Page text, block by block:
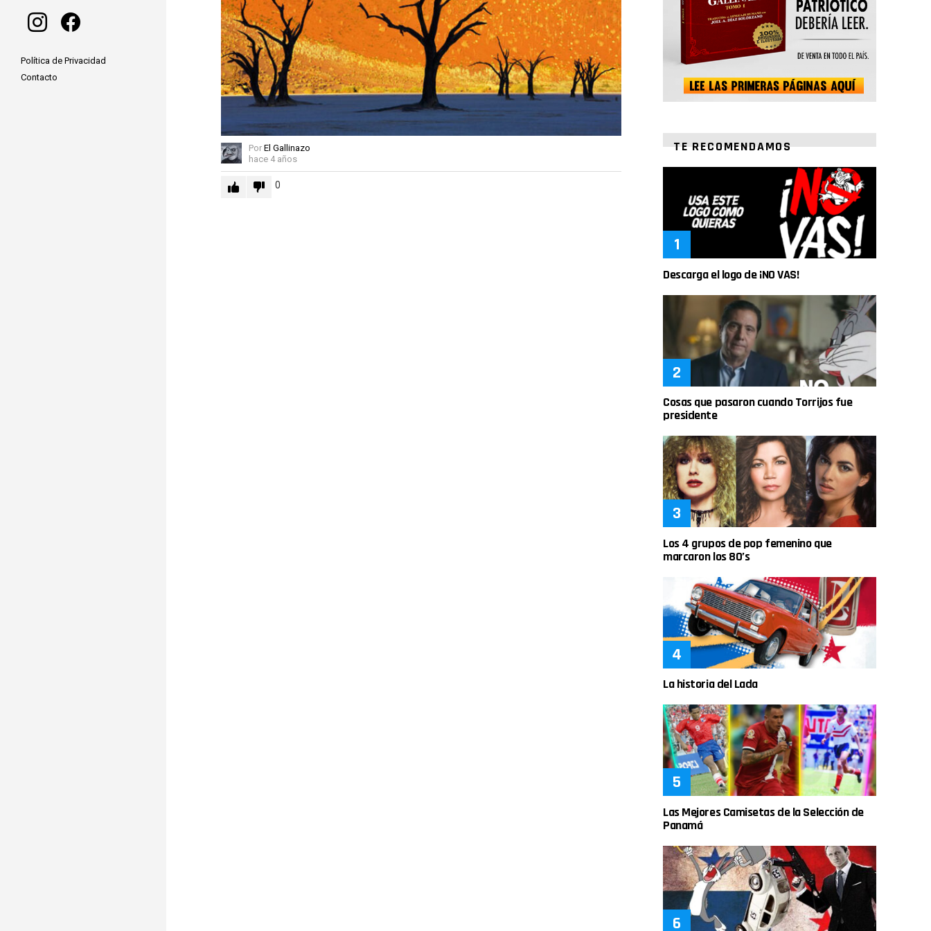
Por El Gallinazo
hace 4 años
0
TE RECOMENDAMOS
Descarga el logo de ¡NO VAS!
Cosas que pasaron cuando Torrijos fue
presidente
Los 4 grupos de pop femenino que
marcaron los 80’s
La historia del Lada
Las Mejores Camisetas de la Selección de
Panamá
Política de Privacidad
Contacto